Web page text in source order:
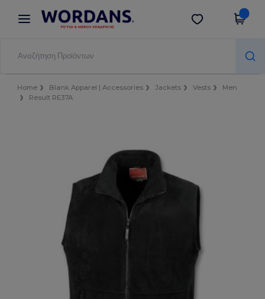
× Εφαρμογή Wordans
Καλύτερες τιμές στην εφαρμογή!
Λήψη app
Home Blank Apparel | Accessories Jackets Vests
Men
Result RE37A